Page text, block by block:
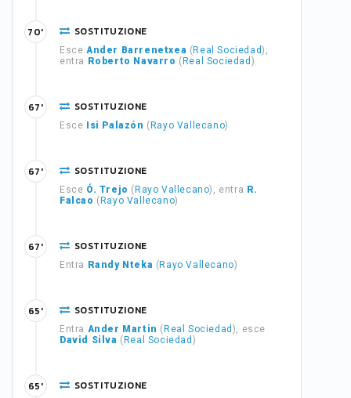
SOSTITUZIONE
Esce Ander Barrenetxea ( Real Sociedad),
entra
Roberto Navarro ( Real Sociedad )
70'
SOSTITUZIONE
Esce Isi Palazón ( Rayo Vallecano)
67'
SOSTITUZIONE
Esce Ó. Trejo ( Rayo Vallecano), entra R.
Falcao ( Rayo Vallecano)
67'
SOSTITUZIONE
Entra Randy Nteka ( Rayo Vallecano)
67'
SOSTITUZIONE
Entra Ander Martin ( Real Sociedad ), esce
David Silva ( Real Sociedad )
65'
SOSTITUZIONE
65'